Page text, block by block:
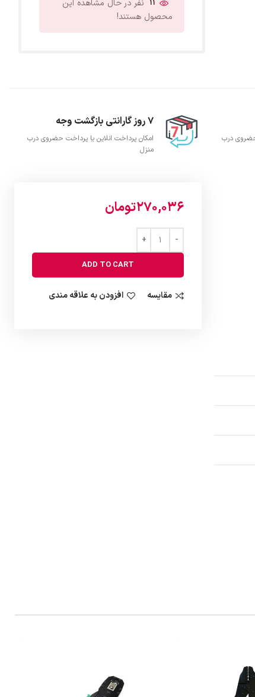
نفر در حال مشاهده این
محصول هستند!
حضروی درب
7 روز گارانتی بازگشت وجه
امکان پرداخت انلاین یا پرداخت حضروی درب
منزل
270,036تومان
ADD TO CART
مقایسه افزودن به علاقه مندی